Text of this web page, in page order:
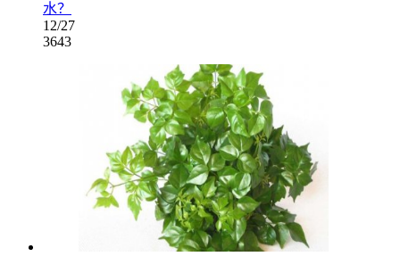
水？
12/27
3643